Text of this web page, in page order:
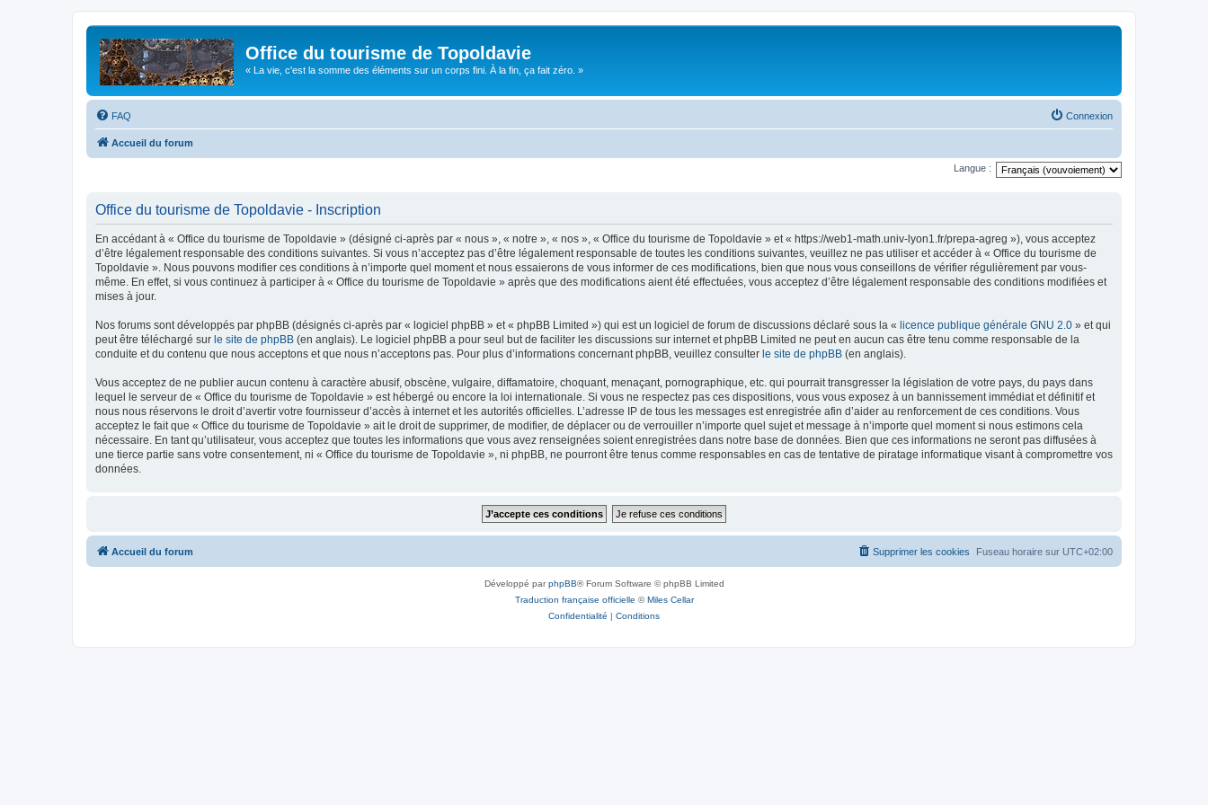
Office du tourisme de Topoldavie
« La vie, c'est la somme des éléments sur un corps fini. À la fin, ça fait zéro. »
FAQ Connexion
Accueil du forum
Langue :
Office du tourisme de Topoldavie - Inscription
En accédant à « Office du tourisme de Topoldavie » (désigné ci-après par « nous », « notre », « nos », « Office du tourisme de Topoldavie » et « https://web1-math.univ-lyon1.fr/prepa-agreg »), vous acceptez
d’être légalement responsable des conditions suivantes. Si vous n’acceptez pas d’être légalement responsable de toutes les conditions suivantes, veuillez ne pas utiliser et accéder à « Office du tourisme de
Topoldavie ». Nous pouvons modifier ces conditions à n’importe quel moment et nous essaierons de vous informer de ces modifications, bien que nous vous conseillons de vérifier régulièrement par vous-
même. En effet, si vous continuez à participer à « Office du tourisme de Topoldavie » après que des modifications aient été effectuées, vous acceptez d’être légalement responsable des conditions modifiées et
mises à jour.
Nos forums sont développés par phpBB (désignés ci-après par « logiciel phpBB » et « phpBB Limited ») qui est un logiciel de forum de discussions déclaré sous la « licence publique générale GNU 2.0 » et qui
peut être téléchargé sur le site de phpBB (en anglais). Le logiciel phpBB a pour seul but de faciliter les discussions sur internet et phpBB Limited ne peut en aucun cas être tenu comme responsable de la
conduite et du contenu que nous acceptons et que nous n’acceptons pas. Pour plus d’informations concernant phpBB, veuillez consulter le site de phpBB (en anglais).
Vous acceptez de ne publier aucun contenu à caractère abusif, obscène, vulgaire, diffamatoire, choquant, menaçant, pornographique, etc. qui pourrait transgresser la législation de votre pays, du pays dans
lequel le serveur de « Office du tourisme de Topoldavie » est hébergé ou encore la loi internationale. Si vous ne respectez pas ces dispositions, vous vous exposez à un bannissement immédiat et définitif et
nous nous réservons le droit d’avertir votre fournisseur d’accès à internet et les autorités officielles. L’adresse IP de tous les messages est enregistrée afin d’aider au renforcement de ces conditions. Vous
acceptez le fait que « Office du tourisme de Topoldavie » ait le droit de supprimer, de modifier, de déplacer ou de verrouiller n’importe quel sujet et message à n’importe quel moment si nous estimons cela
nécessaire. En tant qu’utilisateur, vous acceptez que toutes les informations que vous avez renseignées soient enregistrées dans notre base de données. Bien que ces informations ne seront pas diffusées à
une tierce partie sans votre consentement, ni « Office du tourisme de Topoldavie », ni phpBB, ne pourront être tenus comme responsables en cas de tentative de piratage informatique visant à compromettre vos
données.
Accueil du forum Fuseau horaire sur UTC+02:00
Supprimer les cookies
Développé parphpBB® Forum Software © phpBB Limited
Traduction française officielle ©Miles Cellar
Confidentialité | Conditions